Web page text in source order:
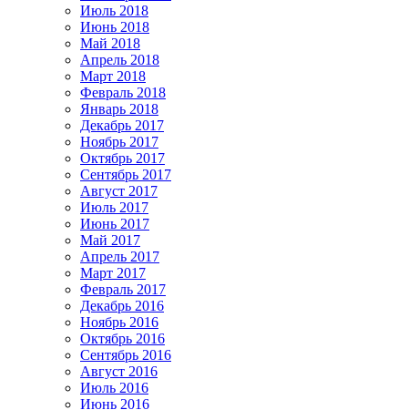
Июль 2018
Июнь 2018
Май 2018
Апрель 2018
Март 2018
Февраль 2018
Январь 2018
Декабрь 2017
Ноябрь 2017
Октябрь 2017
Сентябрь 2017
Август 2017
Июль 2017
Июнь 2017
Май 2017
Апрель 2017
Март 2017
Февраль 2017
Декабрь 2016
Ноябрь 2016
Октябрь 2016
Сентябрь 2016
Август 2016
Июль 2016
Июнь 2016